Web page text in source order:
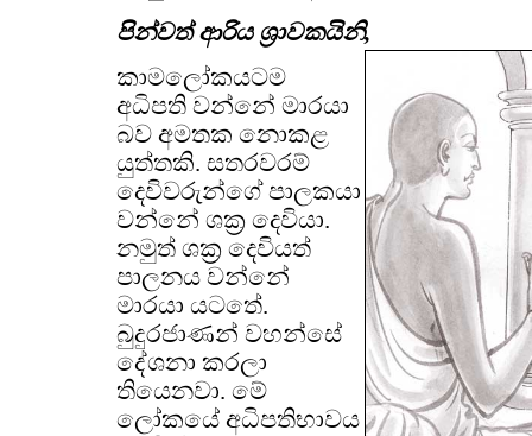
පින්වත් ආරිය ශ්‍රාවකයිනි,
කාමලෝකයටම
අධිපති වන්නේ මාරයා
බව අමතක නොකළ
යුත්තකි. සතරවරම්
දෙවිවරුන්ගේ පාලකයා
වන්නේ ශක්‍ර දෙවියා.
නමුත් ශක්‍ර දෙවියත්
පාලනය වන්නේ
මාරයා යටතේ.
බුදුරජාණන් වහන්සේ
දේශනා කරලා
තියෙනවා. මේ
ලෝකයේ අධිපතිභාවය